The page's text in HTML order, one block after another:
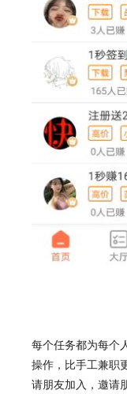
每个任务都为每个
操作，比手工兼职
请朋友加入，邀请